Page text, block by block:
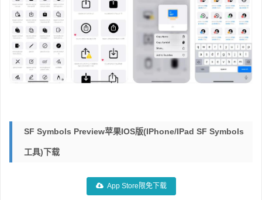
SF Symbols Preview苹果iOS版(iPhone/iPad SF Symbols
工具)下载
App Store限免下载